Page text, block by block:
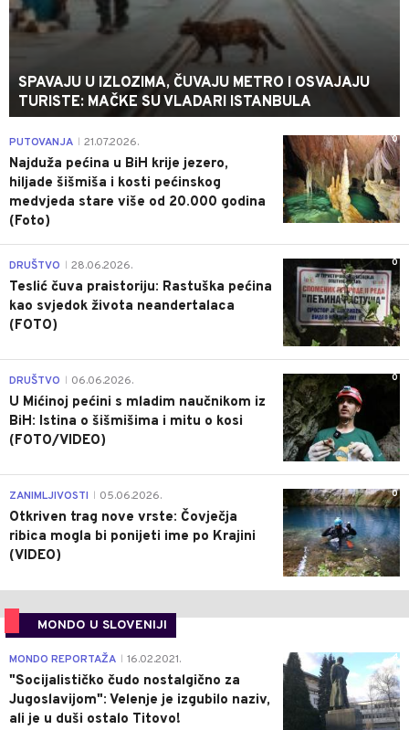
SPAVAJU U IZLOZIMA, ČUVAJU METRO I OSVAJAJU
TURISTE: MAČKE SU VLADARI ISTANBULA
0
PUTOVANJA 21.07.2026.
Najduža pećina u BiH krije jezero,
hiljade šišmiša i kosti pećinskog
medvjeda stare više od 20.000 godina
(Foto)
0
DRUŠTVO 28.06.2026.
Teslić čuva praistoriju: Rastuška pećina
kao svjedok života neandertalaca
(FOTO)
0
DRUŠTVO 06.06.2026.
U Mićinoj pećini s mladim naučnikom iz
BiH: Istina o šišmišima i mitu o kosi
(FOTO/VIDEO)
0
ZANIMLJIVOSTI 05.06.2026.
Otkriven trag nove vrste: Čovječja
ribica mogla bi ponijeti ime po Krajini
(VIDEO)
MONDO U SLOVENIJI
4
MONDO REPORTAŽA 16.02.2021.
"Socijalističko čudo nostalgično za
Jugoslavijom": Velenje je izgubilo naziv,
ali je u duši ostalo Titovo!